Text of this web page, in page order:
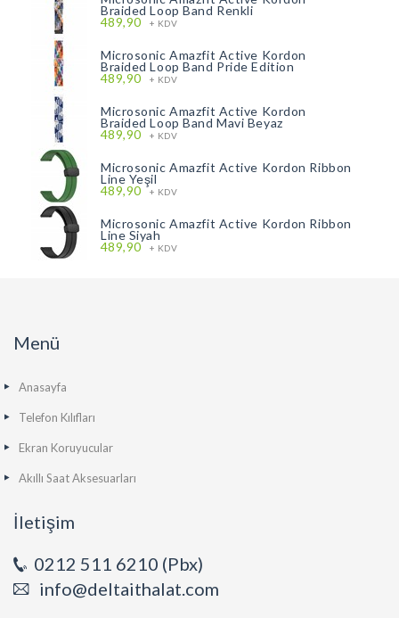
Braided Loop Band Renkli
489,90 + KDV
Microsonic Amazfit Active Kordon
Braided Loop Band Pride Edition
489,90 + KDV
Microsonic Amazfit Active Kordon
Braided Loop Band Mavi Beyaz
489,90 + KDV
Microsonic Amazfit Active Kordon Ribbon
Line Yeşil
489,90 + KDV
Microsonic Amazfit Active Kordon Ribbon
Line Siyah
489,90 + KDV
Menü
Anasayfa
Telefon Kılıfları
Ekran Koruyucular
Akıllı Saat Aksesuarları
İletişim
0212 511 6210 (Pbx)
info@deltaithalat.com